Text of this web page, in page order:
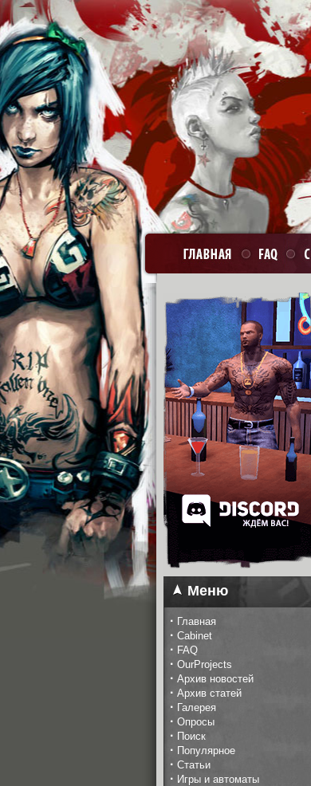
Меню
· Главная
· Cabinet
· FAQ
· OurProjects
· Архив новостей
· Архив статей
· Галерея
· Опросы
· Поиск
· Популярное
· Статьи
· Игры и автоматы